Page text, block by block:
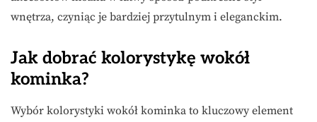
wnętrza, czyniąc je bardziej przytulnym i eleganckim.
Jak dobrać kolorystykę wokół
kominka?
Wybór kolorystyki wokół kominka to kluczowy element